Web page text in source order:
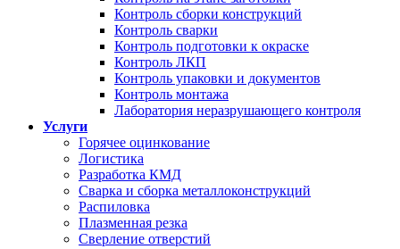
Контроль сборки конструкций
Контроль сварки
Контроль подготовки к окраске
Контроль ЛКП
Контроль упаковки и документов
Контроль монтажа
Лаборатория неразрушающего контроля
Услуги
Горячее оцинкование
Логистика
Разработка КМД
Сварка и сборка металлоконструкций
Распиловка
Плазменная резка
Сверление отверстий